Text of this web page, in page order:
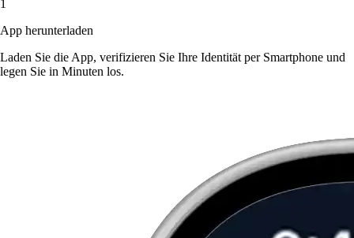
1
App herunterladen
Laden Sie die App, verifizieren Sie Ihre Identität per Smartphone und
legen Sie in Minuten los.